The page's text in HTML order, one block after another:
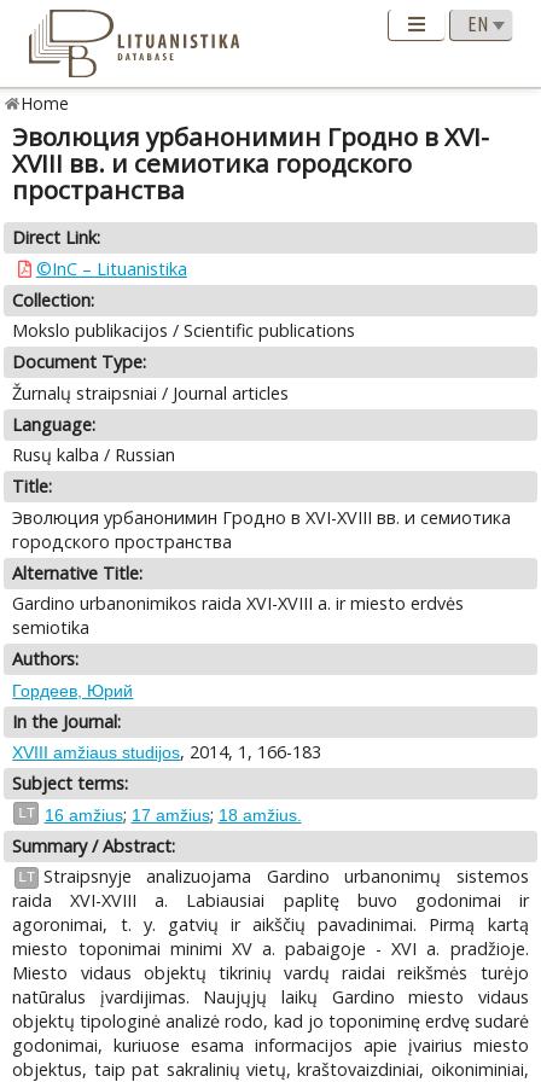
Home
Эволюция урбанонимин Гродно в XVI-
XVIII вв. и семиотика городского
пространства
Direct Link:
©InC – Lituanistika
Collection:
Mokslo publikacijos / Scientific publications
Document Type:
Žurnalų straipsniai / Journal articles
Language:
Rusų kalba / Russian
Title:
Эволюция урбанонимин Гродно в XVI-XVIII вв. и семиотика
городского пространства
Alternative Title:
Gardino urbanonimikos raida XVI-XVIII a. ir miesto erdvės
semiotika
Authors:
Гордеев, Юрий
In the Journal:
XVIII amžiaus studijos, 2014, 1, 166-183
Subject terms:
LT 16 amžius; 17 amžius; 18 amžius.
Summary / Abstract:
LT Straipsnyje analizuojama Gardino urbanonimų sistemos
raida XVI-XVIII a. Labiausiai paplitę buvo godonimai ir
agoronimai, t. y. gatvių ir aikščių pavadinimai. Pirmą kartą
miesto toponimai minimi XV a. pabaigoje - XVI a. pradžioje.
Miesto vidaus objektų tikrinių vardų raidai reikšmės turėjo
natūralus įvardijimas. Naujųjų laikų Gardino miesto vidaus
objektų tipologinė analizė rodo, kad jo toponiminę erdvę sudarė
godonimai, kuriuose esama informacijos apie įvairius miesto
objektus, taip pat sakralinių vietų, kraštovaizdiniai, oikoniminiai,